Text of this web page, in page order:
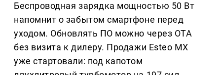
Беспроводная зарядка мощностью 50 Вт
напомнит о забытом смартфоне перед
уходом. Обновлять ПО можно через OTA
без визита к дилеру. Продажи Esteo MX
уже стартовали: под капотом